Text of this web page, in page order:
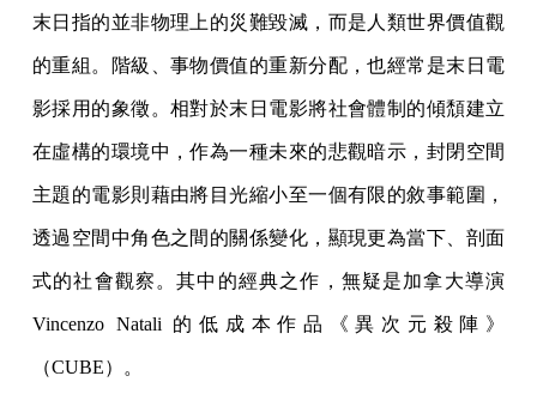
末日指的並非物理上的災難毀滅，而是人類世界價值觀
的重組。階級、事物價值的重新分配，也經常是末日電
影採用的象徵。相對於末日電影將社會體制的傾頹建立
在虛構的環境中，作為一種未來的悲觀暗示，封閉空間
主題的電影則藉由將目光縮小至一個有限的敘事範圍，
透過空間中角色之間的關係變化，顯現更為當下、剖面
式的社會觀察。其中的經典之作，無疑是加拿大導演
Vincenzo Natali 的低成本作品《異次元殺陣》
（CUBE）。